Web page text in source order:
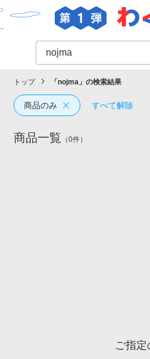
ント一覧 ショッ
トップ 「 nojma 」の検索結果
商品のみ すべて解除
商品一覧 （0件）
ご指